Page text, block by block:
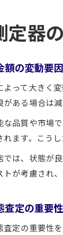
定器
額の変動要因
って大きく
ある場合は
品質や市場
ます。こう
は、状態が
が考慮され
査定の重要性
定の重要性